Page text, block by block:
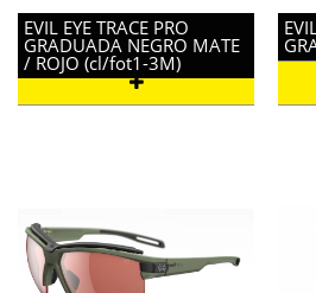
EVIL EYE TRACE PRO
GRADUADA NEGRO MATE
/ ROJO (cl/fot1-3M)